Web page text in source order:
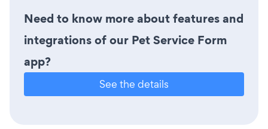
Need to know more about features and
integrations of our Pet Service Form
app?
See the details